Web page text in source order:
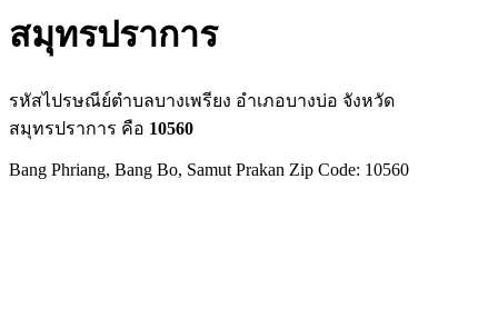
สมุทรปราการ
รหัสไปรษณีย์ตำบลบางเพรียง อำเภอบางบ่อ จังหวัด
สมุทรปราการ คือ 10560
Bang Phriang, Bang Bo, Samut Prakan Zip Code: 10560